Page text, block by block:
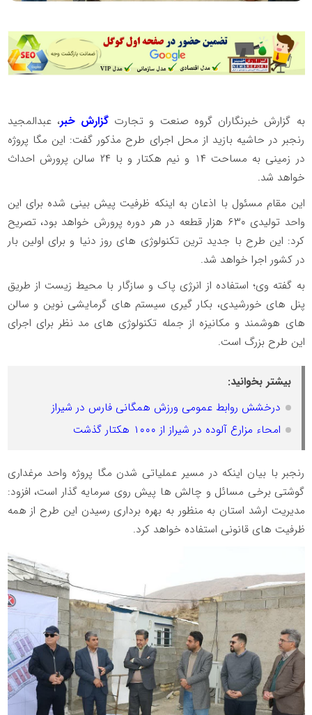
به گزارش خبرنگاران گروه صنعت و تجارت گزارش خبر، عبدالمجید
رنجبر در حاشیه بازید از محل اجرای طرح مذکور گفت: این مگا پروژه
در زمینی به مساحت ۱۴ و نیم هکتار و با ۲۴ سالن پرورش احداث
خواهد شد.
این مقام مسئول با اذعان به اینکه ظرفیت پیش بینی شده برای این
واحد تولیدی ۶۳۰ هزار قطعه در هر دوره پرورش خواهد بود، تصریح
کرد: این طرح با جدید ترین تکنولوژی های روز دنیا و برای اولین بار
در کشور اجرا خواهد شد.
به گفته وی؛ استفاده از انرژی پاک و سازگار با محیط زیست از طریق
پنل های خورشیدی، بکار گیری سیستم های گرمایشی نوین و سالن
های هوشمند و مکانیزه از جمله تکنولوژی های مد نظر برای اجرای
این طرح بزرگ است.
بیشتر بخوانید:
درخشش روابط عمومی ورزش همگانی فارس در شیراز
امحاء مزارع آلوده در شیراز از ۱۰۰۰ هکتار گذشت
رنجبر با بیان اینکه در مسیر عملیاتی شدن مگا پروژه واحد مرغداری
گوشتی برخی مسائل و چالش ها پیش روی سرمایه گذار است، افزود:
مدیریت ارشد استان به منظور به بهره برداری رسیدن این طرح از همه
ظرفیت های قانونی استفاده خواهد کرد.